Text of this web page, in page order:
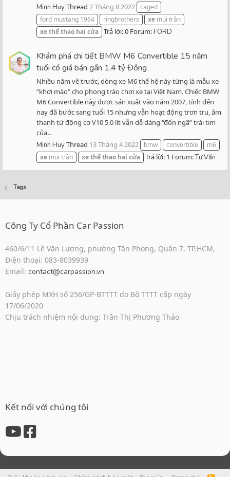
Minh HuyThread 7 Tháng 8 2022 caged
ford mustang 1964
ringbrothers xe mui trần
xethểthao hai cửa Trả lời: 0 Forum:FORD
Khám phá chi tiết BMW M6 Convertible 15 năm
tuổi có giá bán gần 1,4 tỷ Đồng
Nhiều năm về trước, dòng xe M6 thế hệ này từng là mẫu xe
“khơi mào” cho phong trào chơi xe tại Việt Nam. Chiếc BMW
M6 Convertible này được sản xuất vào năm 2007, tính đến
nay đã bước sang tuổi 15 nhưng vẫn hoạt động trơn tru, âm
thanh từ động cơ V10 5.0 lít vẫn dễ dàng “đốn ngã” trái tim
của...
Minh HuyThread 13 Tháng 4 2022 bmw convertible
m6
xe mui trần xethểthao hai cửa Trả lời: 1 Forum:Tư Vấn
Tags
Công Ty Cổ Phần Car Passion
460/6/11 Lê Văn Lương, phường Tân Phong, Quận 7, TP.HCM,
Điện thoại: 083-8039939
Email: contact@carpassion.vn
Giấy phép MXH số 256/GP-BTTTT do Bộ TTTT cấp ngày
17/06/2020
Chịu trách nhiệm nội dung: Trần Thị Phương Thảo
Kết nối với chúng tôi